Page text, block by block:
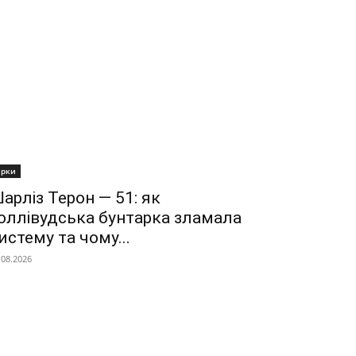
Терон — 51: як
бунтарка зламала
та чому...